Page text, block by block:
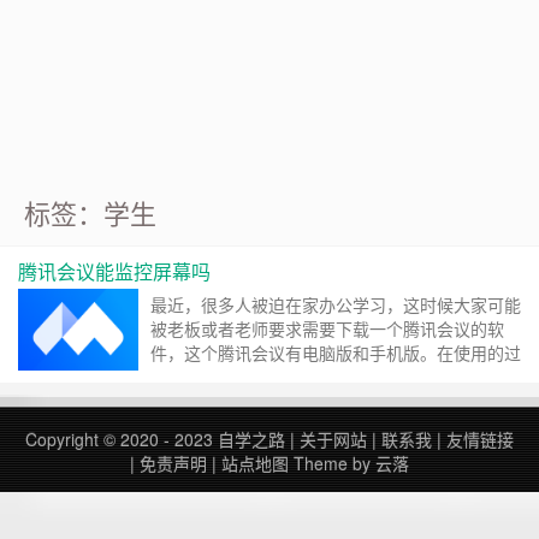
标签：学生
腾讯会议能监控屏幕吗
最近，很多人被迫在家办公学习，这时候大家可能
被老板或者老师要求需要下载一个腾讯会议的软
件，这个腾讯会议有电脑版和手机版。在使用的过
能看到我们的屏幕呢？ 这方面腾讯做的还是不错
的，答案是没有。如果能看到，实在没法想象我手
机或者电脑上的那些乱七八糟的app或者文档被人
偷窥到的情形，为了验证我自己特别用电脑版和手
机版分别下载了一个腾讯会议，然后我自己用手机
Copyright © 2020 - 2023 自学之路 | 关于网站 | 联系我 | 友情链接
| 免责声明 | 站点地图 Theme by 云落